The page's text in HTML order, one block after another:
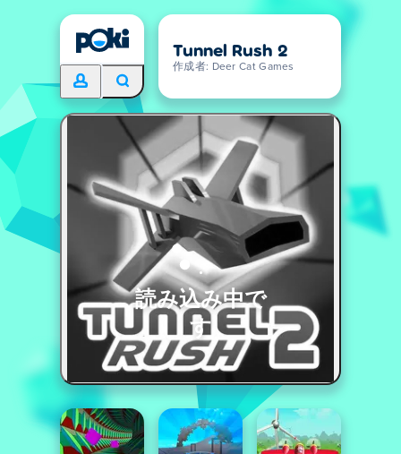
Tunnel Rush 2
作成者: Deer Cat Games
読み込み中で
す